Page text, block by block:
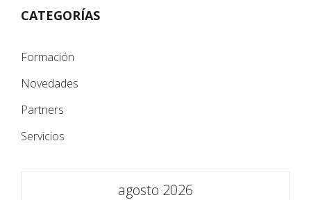
CATEGORÍAS
Formación
Novedades
Partners
Servicios
agosto 2026